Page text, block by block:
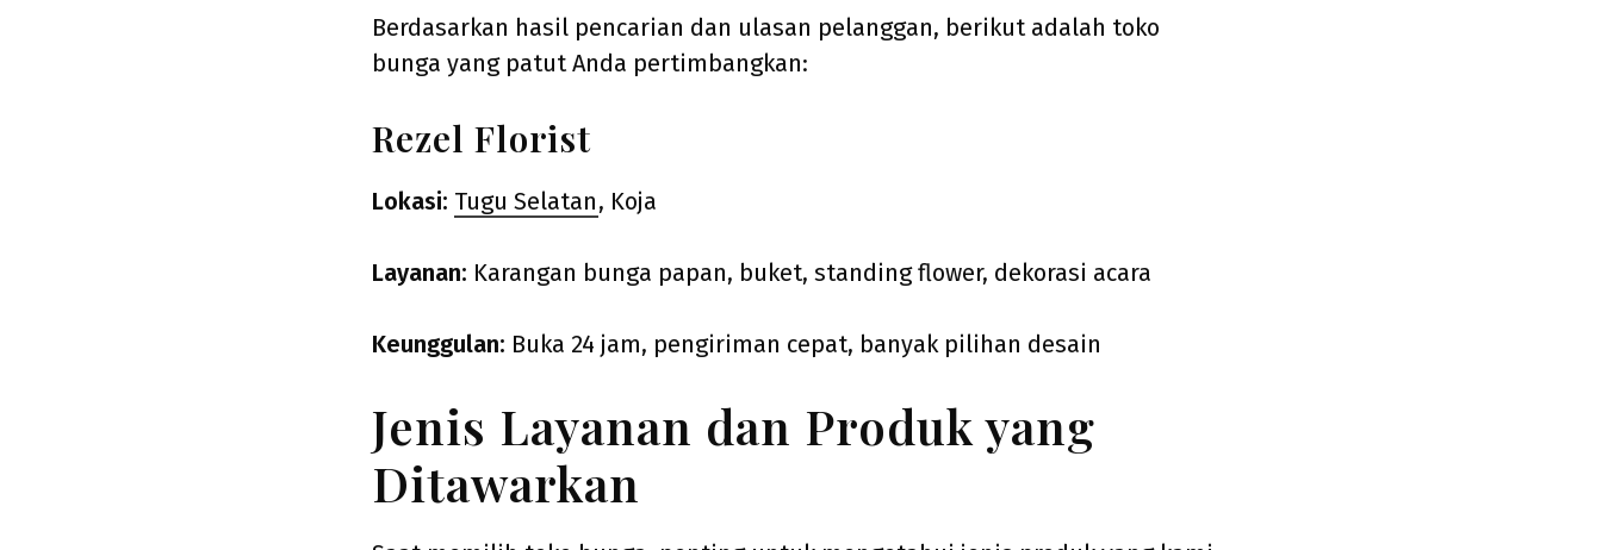
Berdasarkan hasil pencarian dan ulasan pelanggan, berikut adalah toko
bunga yang patut Anda pertimbangkan:
Rezel Florist
Lokasi: Tugu Selatan, Koja
Layanan: Karangan bunga papan, buket, standing flower, dekorasi acara
Keunggulan: Buka 24 jam, pengiriman cepat, banyak pilihan desain
Jenis Layanan dan Produk yang
Ditawarkan